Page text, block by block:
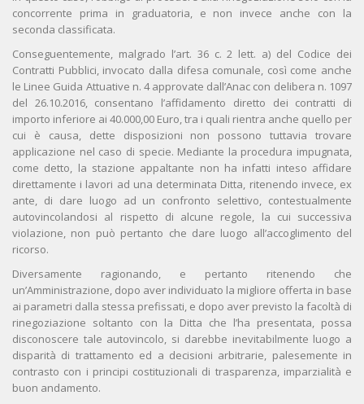
concorrente prima in graduatoria, e non invece anche con la
seconda classificata.
Conseguentemente, malgrado l’art. 36 c. 2 lett. a) del Codice dei
Contratti Pubblici, invocato dalla difesa comunale, così come anche
le Linee Guida Attuative n. 4 approvate dall’Anac con delibera n. 1097
del 26.10.2016, consentano l’affidamento diretto dei contratti di
importo inferiore ai 40.000,00 Euro, tra i quali rientra anche quello per
cui è causa, dette disposizioni non possono tuttavia trovare
applicazione nel caso di specie. Mediante la procedura impugnata,
come detto, la stazione appaltante non ha infatti inteso affidare
direttamente i lavori ad una determinata Ditta, ritenendo invece, ex
ante, di dare luogo ad un confronto selettivo, contestualmente
autovincolandosi al rispetto di alcune regole, la cui successiva
violazione, non può pertanto che dare luogo all’accoglimento del
ricorso.
Diversamente ragionando, e pertanto ritenendo che
un’Amministrazione, dopo aver individuato la migliore offerta in base
ai parametri dalla stessa prefissati, e dopo aver previsto la facoltà di
rinegoziazione soltanto con la Ditta che l’ha presentata, possa
disconoscere tale autovincolo, si darebbe inevitabilmente luogo a
disparità di trattamento ed a decisioni arbitrarie, palesemente in
contrasto con i principi costituzionali di trasparenza, imparzialità e
buon andamento.